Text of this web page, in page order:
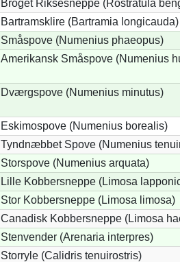
Broget Riksesneppe (Rostratula
Bartramsklire (Bartramia longicauda)
Småspove (Numenius phaeopus)
Amerikansk Småspove (Numenius
Dværgspove (Numenius minutus)
Eskimospove (Numenius borealis)
Tyndnæbbet Spove (Numenius
Storspove (Numenius arquata)
Lille Kobbersneppe (Limosa
Stor Kobbersneppe (Limosa limosa)
Canadisk Kobbersneppe (Limosa
Stenvender (Arenaria interpres)
Storryle (Calidris tenuirostris)